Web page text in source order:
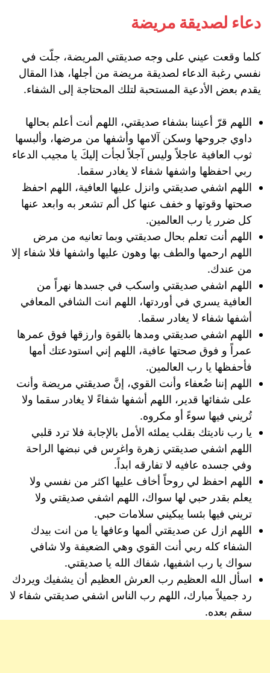
دعاء لصديقة مريضة
كلما وقعت عيني على وجه صديقتي المريضة، جلّت في
نفسي رغبة الدعاء لصديقة مريضة من أجلها، هذا المقال
يقدم بعض الأدعية المستحبة لتلك المحتاجة إلى الشفاء.
اللهم قرّ أعيننا بشفاء صديقتي، اللهم أنت أعلم بحالها
داوي جروحها وسكن آلامها وأشفها من مرضها، وألبسها
ثوب العافية عاجلاً وليس آجلاً لجأت إليكَ يا مجيب الدعاء
ربي احفظها واشفها شفاء لا يغادر سقما.
اللهم اشفي صديقتي وانزل عليها العافية، اللهم احفظ
صحتها وقوتها و خفف عنها كل ألم تشعر به وابعد عنها
كل ضرر يا رب العالمين.
اللهم أنت تعلم بحال صديقتي وبما تعانيه من مرض
اللهم ارحمها والطف بها وهون عليها واشفها فلا شفاء إلا
من عندك.
اللهم اشفي صديقتي واسكب في جسدها نهراً من
العافية يسري في أوردتها، اللهم انت الشافي المعافي
أشفها شفاء لا يغادر سقما.
اللهم اشفي صديقتي ومدها بالقوة وارزقها فوق عمرها
عمراً و فوق صحتها عافية، اللهم إني استودعتك أمها
فأحفظها يا رب العالمين.
اللهم إننا ضُعفاء وأنت القوي، إنَّ صديقتي مريضة وأنت
على شفائها قدير، اللهم أشفها شفاءً لا يغادر سقما ولا
تُريني فيها سوءً أو مكروه.
يا رب ناديتك بقلب يملئه الأمل بالإجابة فلا ترد قلبي
اللهم اشفي صديقتي زهرة واغرس في نبضها الراحة
وفي جسده عافيه لا تفارقه ابداً.
اللهم احفظ لي روحاً أخاف عليها اكثر من نفسي ولا
يعلم بقدر حبي لها سواك، اللهم اشفي صديقتي ولا
تريني فيها بئسا يبكيني سلامات حبي.
اللهم ازل عن صديقتي ألمها وعافها يا من انت بيدك
الشفاء كله ربي أنت القوي وهي الضعيفة ولا شافي
سواك يا رب اشفيها، شفاك الله يا صديقتي.
اسأل الله العظيم رب العرش العظيم أن يشفيك ويردك
رد جميلاً مبارك، اللهم رب الناس اشفي صديقتي شفاء لا
سقم بعده.